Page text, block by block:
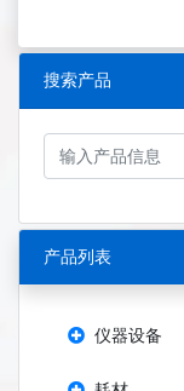
搜索产品
产品列表
仪器设备